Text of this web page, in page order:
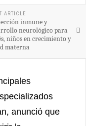
ARTICLE
inmune y
neurológico para
niños en crecimiento y
materna
anunció que